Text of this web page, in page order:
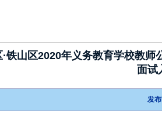
铁山区2020年义务教育学校教
面试
发